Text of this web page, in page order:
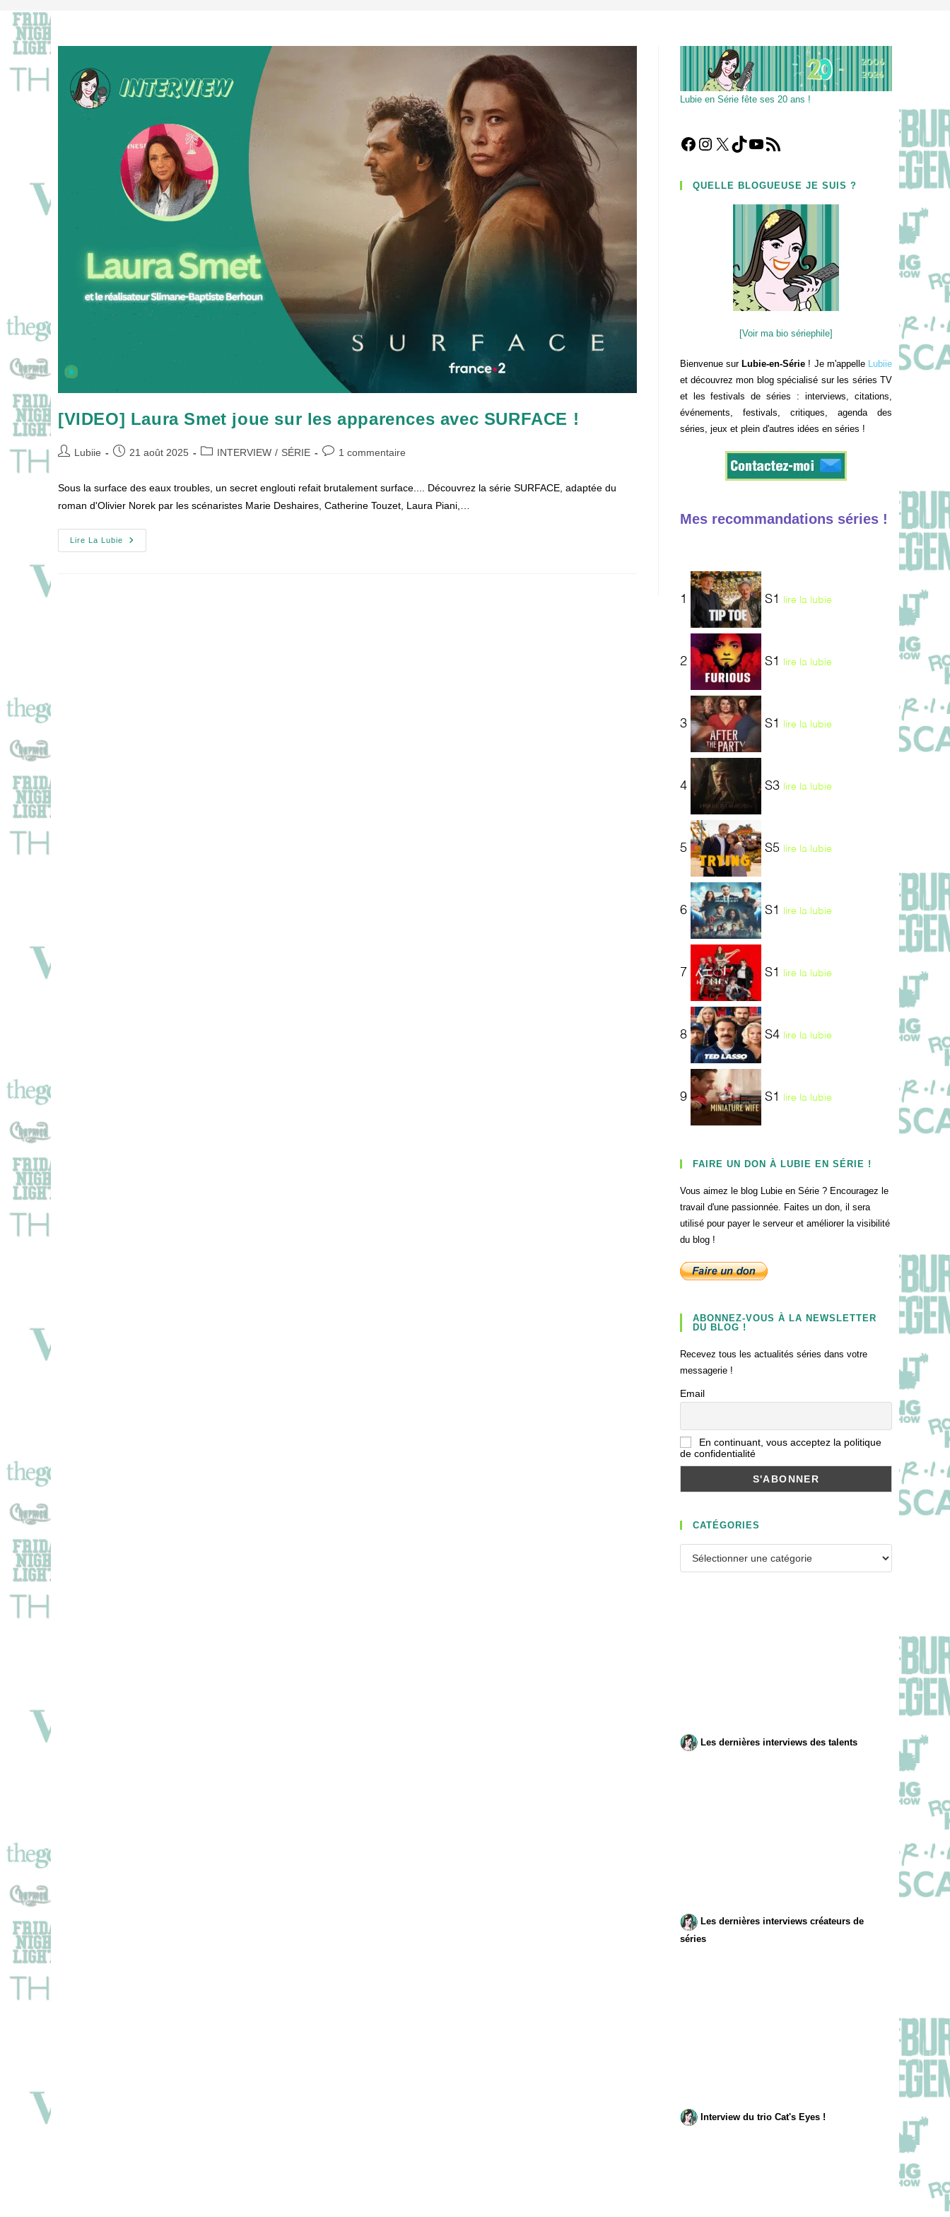
[VIDEO] Laura Smet joue sur les apparences avec SURFACE !
Auteur/autrice
Lubiie
Publication
21 août 2025
PostINTERVIEW / SÉRIE
Commentaires
1 commentaire
Sous la surface des eaux troubles, un secret englouti refait brutalement surface.... Découvrez la série SURFACE, adaptée du
roman d'Olivier Norek par les scénaristes Marie Deshaires, Catherine Touzet, Laura Piani,…
Lire La Lubie
[VIDEO]
Laura
Lubie en Série fête ses 20 ans !
Facebook
Instagram
X TikTokYouTube
Flux RSS
QUELLE BLOGUEUSE JE SUIS ?
[Voir ma bio sériephile]
Bienvenue sur Lubie-en-Série ! Je m'appelle Lubiie
et découvrez mon blog spécialisé sur les séries TV
et les festivals de séries : interviews, citations,
événements, festivals, critiques, agenda des
séries, jeux et plein d'autres idées en séries !
Mes recommandations séries !
1 S1 lire la lubie
2 S1 lire la lubie
3 S1 lire la lubie
4 S3 lire la lubie
5 S5 lire la lubie
6 S1 lire la lubie
7 S1 lire la lubie
8 S4 lire la lubie
9 S1 lire la lubie
FAIRE UN DON À LUBIE EN SÉRIE !
Vous aimez le blog Lubie en Série ? Encouragez le
travail d'une passionnée. Faites un don, il sera
utilisé pour payer le serveur et améliorer la visibilité
du blog !
ABONNEZ-VOUS À LA NEWSLETTER
DU BLOG !
Recevez tous les actualités séries dans votre
messagerie !
Email
En continuant, vous acceptez la politique
de confidentialité
CATÉGORIES
Les dernières interviews des talents
Les dernières interviews créateurs de
séries
Interview du trio Cat's Eyes !